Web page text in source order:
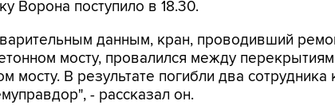
Ворона поступило в 18.30.
данным, кран, проводивший
мосту, провалился между
мосту. В результате погибли два сотрудника
- рассказал он.